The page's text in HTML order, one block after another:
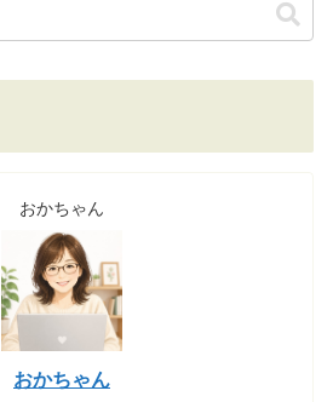
おかちゃん
おかちゃん